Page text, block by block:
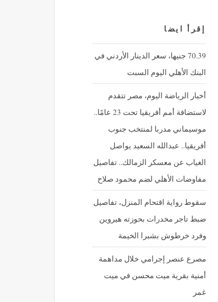
إقرأ ايضا
70.39 جنيها، سعر الدينار الأردني في
البنك الأهلي اليوم السبت
أخبار الرياضة اليوم، مصر تتقدم
لاستضافة أمم أفريقيا تحت 23 عامًا..
موسيماني مدربا لمنتخب جنوب
أفريقيا.. عبدالله السعيد يواصل
الغياب عن معسكر الزمالك.. تفاصيل
مفاوضات الأهلي لضم محمود صلاح
سقوط رواية اقتحام المنزل، تفاصيل
ضبط تاجر مخدرات بحوزته هيروين
وفرد خرطوش بشبرا الخيمة
مصرع عنصر إجرامي خلال مداهمة
أمنية بقرية ميت محسن في ميت
غمر